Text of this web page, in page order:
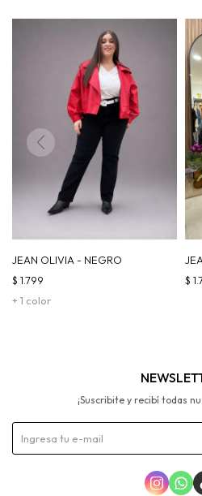
JEAN OLIVIA - NEGRO
+ 1 color
$ 1.799
$
¡Suscribite y recibí todas
 